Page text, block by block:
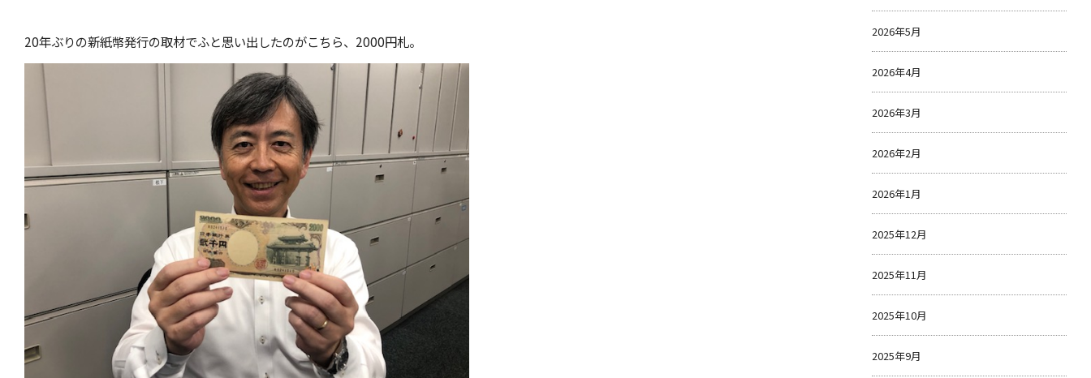
20年ぶりの新紙幣発行の取材でふと思い出したのがこちら、2000円札。
2026年5月
2026年4月
2026年3月
2026年2月
2026年1月
2025年12月
2025年11月
2025年10月
2025年9月